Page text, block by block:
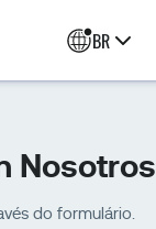
BR
Nosotros
do formulário.